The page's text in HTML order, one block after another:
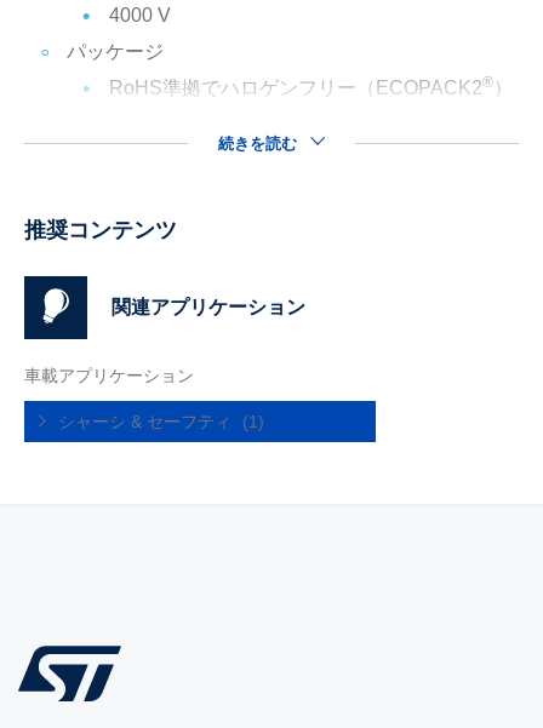
4000 V
パッケージ
RoHS準拠でハロゲンフリー（ECOPACK2®）
続きを読む
推奨コンテンツ
関連アプリケーション
車載アプリケーション
シャーシ & セーフティ (1)